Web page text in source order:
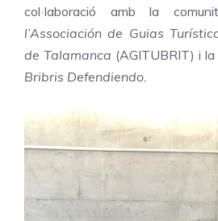
col·laboració amb la
l’Associación de Guias
de Talamanca (AGITUBRIT) i la
Bribris Defendiendo.